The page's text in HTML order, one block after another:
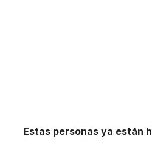
Estas personas ya están